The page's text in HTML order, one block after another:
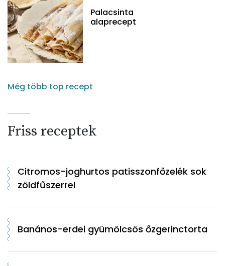
Palacsinta
alaprecept
Még több top recept
Friss receptek
Citromos-joghurtos patisszonfőzelék sok
zöldfűszerrel
Banános-erdei gyümölcsös őzgerinctorta